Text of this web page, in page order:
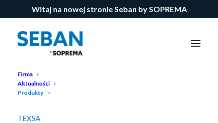
Witaj na nowej stronie Seban by SOPREMA
Firma
Aktualności
Produkty
TEXSA